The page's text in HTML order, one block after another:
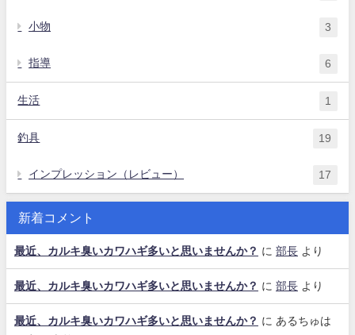
小物 3
指導 6
生活 1
釣具 19
インプレッション（レビュー） 17
新着コメント
最近、カルキ臭いカワハギ多いと思いませんか？ に 部長 より
最近、カルキ臭いカワハギ多いと思いませんか？ に 部長 より
最近、カルキ臭いカワハギ多いと思いませんか？ に あるちゅは